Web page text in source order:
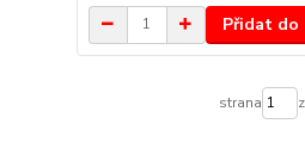
Přidat do
strana